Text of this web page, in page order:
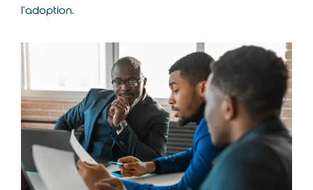
l’adoption.